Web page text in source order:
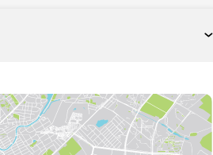
sem fios grátis. Serviços de
casamentos são algumas das
tempo o permitir, jantar ao ar livre.
refeição leve. Comece as suas
diariamente entre as 7:00 e as
no lobby e um serviço de limpeza a